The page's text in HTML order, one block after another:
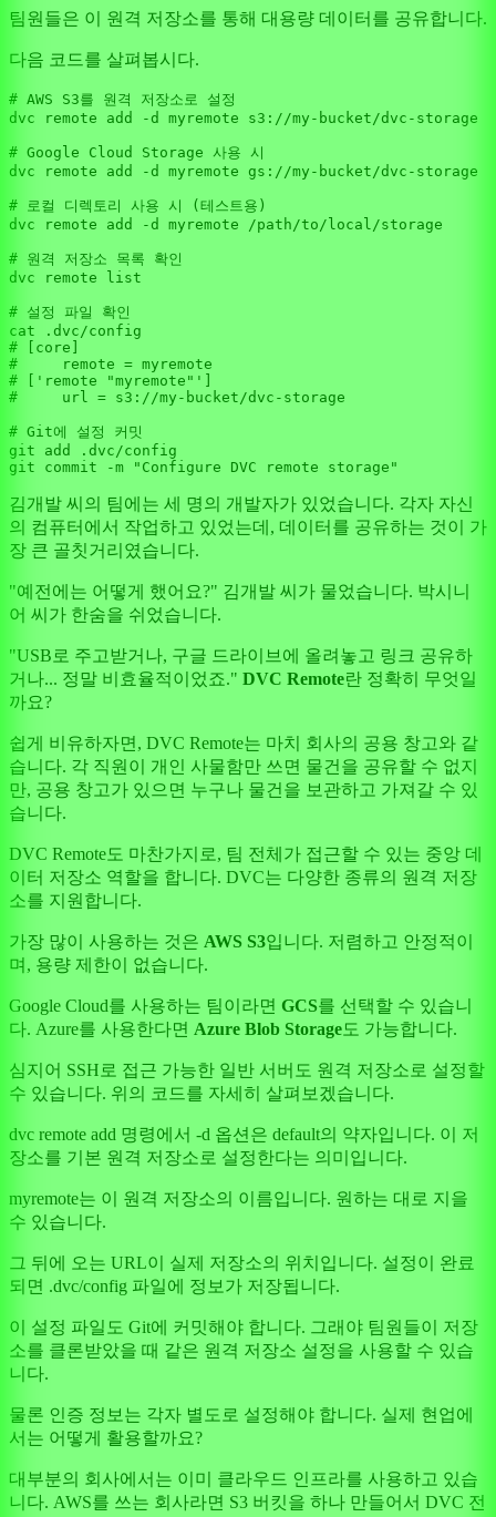
팀원들은 이 원격 저장소를 통해 대용량 데이터를 공유합니다.
다음 코드를 살펴봅시다.
# AWS S3를 원격 저장소로 설정
dvc remote add -d myremote s3://my-bucket/dvc-storage
# Google Cloud Storage 사용 시
dvc remote add -d myremote gs://my-bucket/dvc-storage
# 로컬 디렉토리 사용 시 (테스트용)
dvc remote add -d myremote /path/to/local/storage
# 원격 저장소 목록 확인
dvc remote
list
# 설정 파일 확인
# [core]
#     remote = myremote
# ['remote "myremote"']
#     url = s3://my-bucket/dvc-storage
# Git에 설정 커밋
git add .dvc/config
git commit -m
"Configure DVC remote storage"
김개발 씨의 팀에는 세 명의 개발자가 있었습니다. 각자 자신
의 컴퓨터에서 작업하고 있었는데, 데이터를 공유하는 것이 가
장 큰 골칫거리였습니다.
"예전에는 어떻게 했어요?" 김개발 씨가 물었습니다. 박시니
어 씨가 한숨을 쉬었습니다.
"USB로 주고받거나, 구글 드라이브에 올려놓고 링크 공유하
거나... 정말 비효율적이었죠." DVC Remote란 정확히 무엇일
까요?
쉽게 비유하자면, DVC Remote는 마치 회사의 공용 창고와 같
습니다. 각 직원이 개인 사물함만 쓰면 물건을 공유할 수 없지
만, 공용 창고가 있으면 누구나 물건을 보관하고 가져갈 수 있
습니다.
DVC Remote도 마찬가지로, 팀 전체가 접근할 수 있는 중앙 데
이터 저장소 역할을 합니다. DVC는 다양한 종류의 원격 저장
소를 지원합니다.
가장 많이 사용하는 것은 AWS S3입니다. 저렴하고 안정적이
며, 용량 제한이 없습니다.
Google Cloud를 사용하는 팀이라면 GCS를 선택할 수 있습니
다. Azure를 사용한다면 Azure Blob Storage도 가능합니다.
심지어 SSH로 접근 가능한 일반 서버도 원격 저장소로 설정할
수 있습니다. 위의 코드를 자세히 살펴보겠습니다.
dvc remote add 명령에서 -d 옵션은 default의 약자입니다. 이 저
장소를 기본 원격 저장소로 설정한다는 의미입니다.
myremote는 이 원격 저장소의 이름입니다. 원하는 대로 지을
수 있습니다.
그 뒤에 오는 URL이 실제 저장소의 위치입니다. 설정이 완료
되면 .dvc/config 파일에 정보가 저장됩니다.
이 설정 파일도 Git에 커밋해야 합니다. 그래야 팀원들이 저장
소를 클론받았을 때 같은 원격 저장소 설정을 사용할 수 있습
니다.
물론 인증 정보는 각자 별도로 설정해야 합니다. 실제 현업에
서는 어떻게 활용할까요?
대부분의 회사에서는 이미 클라우드 인프라를 사용하고 있습
니다. AWS를 쓰는 회사라면 S3 버킷을 하나 만들어서 DVC 전